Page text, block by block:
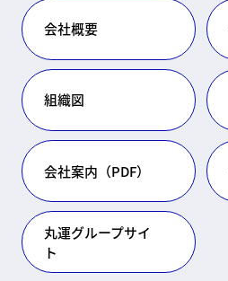
会社概要
組織図​
会社案内（PDF）​​​​
丸運グループサイ
ト